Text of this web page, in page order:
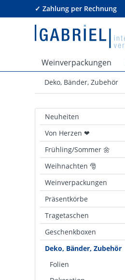
✓ Zahlung per Rechnung
Weinverpackungen
Deko, Bänder, Zubehör
Neuheiten
Von Herzen ❤
Frühling/Sommer 🌼
Weihnachten 🎅
Weinverpackungen
Präsentkörbe
Tragetaschen
Geschenkboxen
Deko, Bänder, Zubehör
Folien